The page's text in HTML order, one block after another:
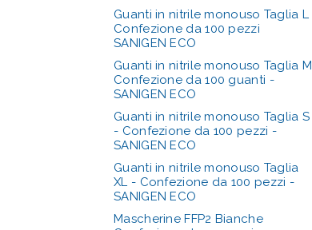
Guanti in nitrile monouso Taglia L
Confezione da 100 pezzi
SANIGEN ECO
Guanti in nitrile monouso Taglia M
Confezione da 100 guanti -
SANIGEN ECO
Guanti in nitrile monouso Taglia S
- Confezione da 100 pezzi -
SANIGEN ECO
Guanti in nitrile monouso Taglia
XL - Confezione da 100 pezzi -
SANIGEN ECO
Mascherine FFP2 Bianche